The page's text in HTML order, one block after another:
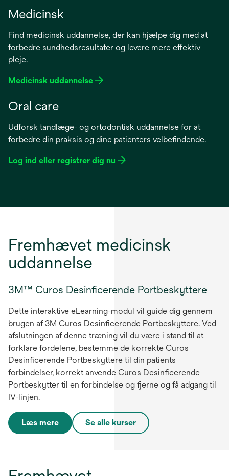
Medicinsk
Find medicinsk uddannelse, der kan hjælpe dig med at
forbedre sundhedsresultater og levere mere effektiv
pleje.
Medicinsk uddannelse
Oral care
Udforsk tandlæge- og ortodontisk uddannelse for at
forbedre din praksis og dine patienters velbefindende.
Log ind eller registrer dig nu
Fremhævet medicinsk
uddannelse
3M™ Curos Desinficerende Portbeskyttere
Dette interaktive eLearning-modul vil guide dig gennem
brugen af 3M Curos Desinficerende Portbeskyttere. Ved
afslutningen af denne træning vil du være i stand til at
forklare fordelene, bestemme de korrekte Curos
Desinficerende Portbeskyttere til din patients
forbindelser, korrekt anvende Curos Desinficerende
Portbeskytter til en forbindelse og fjerne og få adgang til
IV-linjen.
Læs mere Se alle kurser